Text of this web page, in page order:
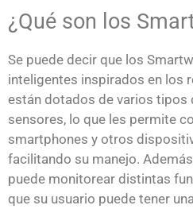
¿Qué son los
Se puede decir que los
inteligentes inspirados en los
están dotados de varios tipos
sensores, lo que les permite
smartphones y otros
facilitando su manejo.
puede monitorear distintas
que su usuario puede tener